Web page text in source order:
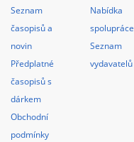
Seznam
časopisů a
novin
Předplatné
časopisů s
dárkem
Obchodní
podmínky
Nabídka
spolupráce
Seznam
vydavatelů